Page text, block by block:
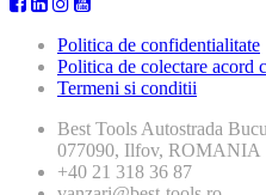
Politica de confidentialitate
Politica de colectare acord
Termeni si conditii
Best Tools Autostrada
077090, Ilfov, ROMANIA
+40 21 318 36 87